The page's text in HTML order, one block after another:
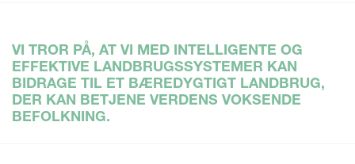
VI TROR PÅ, AT VI MED INTELLIGENTE OG
EFFEKTIVE LANDBRUGSSYSTEMER KAN
BIDRAGE TIL ET BÆREDYGTIGT LANDBRUG,
DER KAN BETJENE VERDENS VOKSENDE
BEFOLKNING.